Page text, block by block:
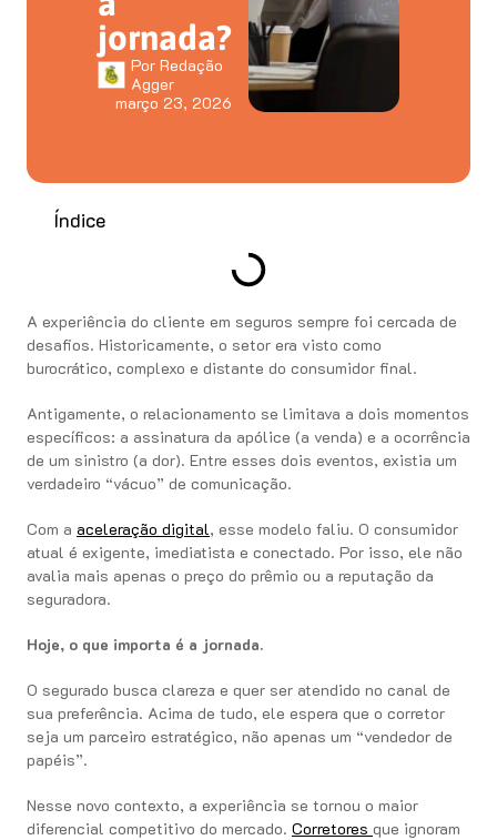
jornada?
Por Redação
Agger
março 23, 2026
Índice
A experiência do cliente em seguros sempre foi cercada de
desafios. Historicamente, o setor era visto como
burocrático, complexo e distante do consumidor final.
Antigamente, o relacionamento se limitava a dois momentos
específicos: a assinatura da apólice (a venda) e a ocorrência
de um sinistro (a dor). Entre esses dois eventos, existia um
verdadeiro “vácuo” de comunicação.
Com a aceleração digital, esse modelo faliu. O consumidor
atual é exigente, imediatista e conectado. Por isso, ele não
avalia mais apenas o preço do prêmio ou a reputação da
seguradora.
Hoje, o que importa é a jornada.
O segurado busca clareza e quer ser atendido no canal de
sua preferência. Acima de tudo, ele espera que o corretor
seja um parceiro estratégico, não apenas um “vendedor de
papéis”.
Nesse novo contexto, a experiência se tornou o maior
diferencial competitivo do mercado. Corretores que ignoram